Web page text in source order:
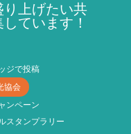
り上げたい共
ています！
ジで投稿
協会
ンペーン
スタンプラリー